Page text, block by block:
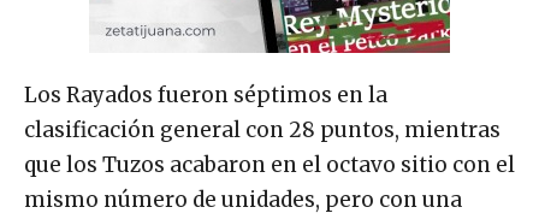
Los Rayados fueron séptimos en la
clasificación general con 28 puntos, mientras
que los Tuzos acabaron en el octavo sitio con el
mismo número de unidades, pero con una